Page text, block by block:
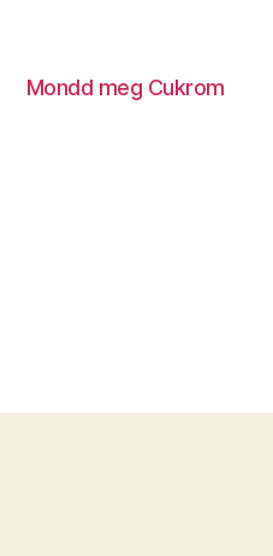
Mondd meg Cukrom